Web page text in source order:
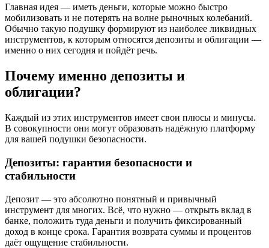
Главная идея — иметь деньги, которые можно быстро
мобилизовать и не потерять на волне рыночных колебаний.
Обычно такую подушку формируют из наиболее ликвидных
инструментов, к которым относятся депозиты и облигации —
именно о них сегодня и пойдёт речь.
Почему именно депозиты и
облигации?
Каждый из этих инструментов имеет свои плюсы и минусы.
В совокупности они могут образовать надёжную платформу
для вашей подушки безопасности.
Депозиты: гарантия безопасности и
стабильности
Депозит — это абсолютно понятный и привычный
инструмент для многих. Всё, что нужно — открыть вклад в
банке, положить туда деньги и получить фиксированный
доход в конце срока. Гарантия возврата суммы и процентов
даёт ощущение стабильности.